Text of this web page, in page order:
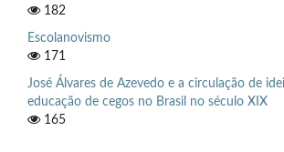
182
Escolanovismo
171
José Álvares de Azevedo e a circulação de
educação de cegos no Brasil no século XIX
165